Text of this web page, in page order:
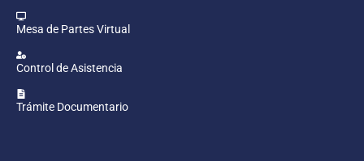
Mesa de Partes Virtual
Control de Asistencia
Trámite Documentario